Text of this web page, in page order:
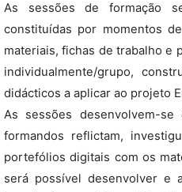
As sessões de formação
constituídas por momentos
materiais, fichas de trabalho e
individualmente/grupo,
didácticos a aplicar ao projeto
As sessões desenvolvem-
formandos reflictam,
portefólios digitais com os
será possível desenvolver e